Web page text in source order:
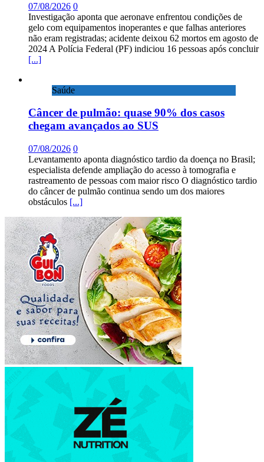
07/08/2026 0
Investigação aponta que aeronave enfrentou condições de
gelo com equipamentos inoperantes e que falhas anteriores
não eram registradas; acidente deixou 62 mortos em agosto de
2024 A Polícia Federal (PF) indiciou 16 pessoas após concluir
[...]
Saúde
Câncer de pulmão: quase 90% dos casos
chegam avançados ao SUS
07/08/2026 0
Levantamento aponta diagnóstico tardio da doença no Brasil;
especialista defende ampliação do acesso à tomografia e
rastreamento de pessoas com maior risco O diagnóstico tardio
do câncer de pulmão continua sendo um dos maiores
obstáculos [...]